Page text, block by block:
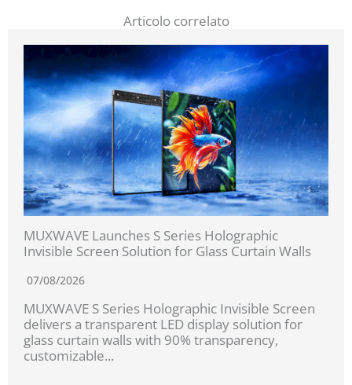
Articolo correlato
MUXWAVE Launches S Series Holographic
Invisible Screen Solution for Glass Curtain Walls
07/08/2026
MUXWAVE S Series Holographic Invisible Screen
delivers a transparent LED display solution for
glass curtain walls with 90% transparency,
customizable...